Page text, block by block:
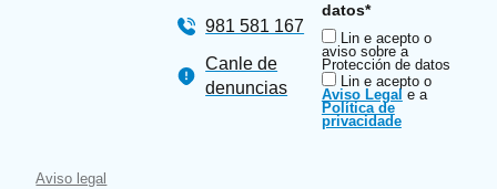
981 581 167
Canle de
denuncias
datos*
Lin e acepto o
aviso sobre a
Protección de datos
Lin e acepto o
Aviso Legal e a
Política de
privacidade
Aviso legal